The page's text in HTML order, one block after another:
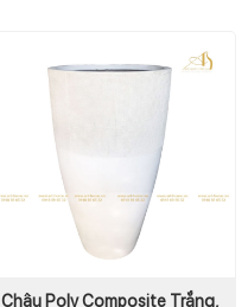
Chậu Poly Composite Trắng,